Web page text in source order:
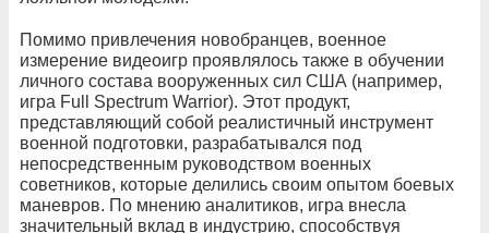
Помимо привлечения новобранцев, военное
измерение видеоигр проявлялось также в обучении
личного состава вооруженных сил США (например,
игра Full Spectrum Warrior). Этот продукт,
представляющий собой реалистичный инструмент
военной подготовки, разрабатывался под
непосредственным руководством военных
советников, которые делились своим опытом боевых
маневров. По мнению аналитиков, игра внесла
значительный вклад в индустрию, способствуя